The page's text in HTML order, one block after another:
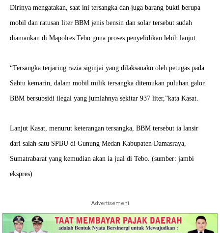
Dirinya mengatakan, saat ini tersangka dan juga barang bukti berupa
mobil dan ratusan liter BBM jenis bensin dan solar tersebut sudah
diamankan di Mapolres Tebo guna proses penyelidikan lebih lanjut.
“Tersangka terjaring razia siginjai yang dilaksanakn oleh petugas pada
Sabtu kemarin, dalam mobil milik tersangka ditemukan puluhan galon
BBM bersubsidi ilegal yang jumlahnya sekitar 937 liter,”kata Kasat.
Lanjut Kasat, menurut keterangan tersangka, BBM tersebut ia lansir
dari salah satu SPBU di Gunung Medan Kabupaten Damasraya,
Sumatrabarat yang kemudian akan ia jual di Tebo. (sumber: jambi
ekspres)
Advertisement